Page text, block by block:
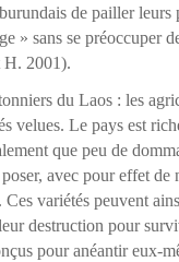
de pailler leurs
» sans se préoccuper
H. 2001).
du Laos : les
velues. Le pays est
que peu de
avec pour effet de
variétés peuvent
destruction pour
pour anéantir eux-